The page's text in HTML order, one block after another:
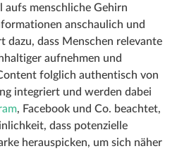
menschliche Gehirn
anschaulich und
dazu, dass Menschen relevante
aufnehmen und
folglich authentisch von
integriert und werden dabei
, Facebook und Co. beachtet,
dass potenzielle
herauspicken, um sich näher